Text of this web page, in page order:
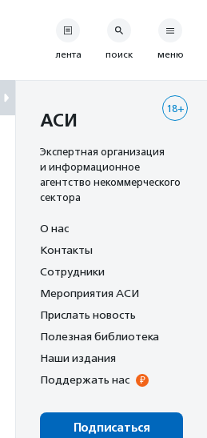
лента поиск меню
18+
АСИ
Экспертная организация
и информационное
агентство некоммерческого
сектора
О нас
Контакты
Сотрудники
Мероприятия АСИ
Прислать новость
Полезная библиотека
Наши издания
Поддержать нас
Подписаться